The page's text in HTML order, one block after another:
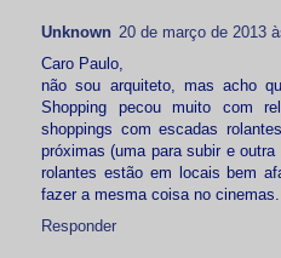
Unknown 20 de março de 2013
Caro Paulo,
não sou arquiteto, mas acho
Shopping pecou muito com
shoppings com escadas
próximas (uma para subir e
rolantes estão em locais bem
fazer a mesma coisa no
Responder